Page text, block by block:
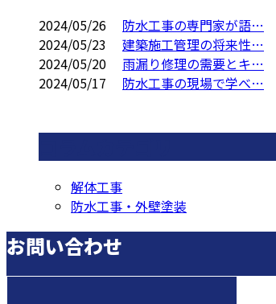
2024/05/26
防水工事の専門家が語…
2024/05/23
建築施工管理の将来性…
2024/05/20
雨漏り修理の需要とキ…
2024/05/17
防水工事の現場で学べ…
解体工事
防水工事・外壁塗装
お問い合わせ